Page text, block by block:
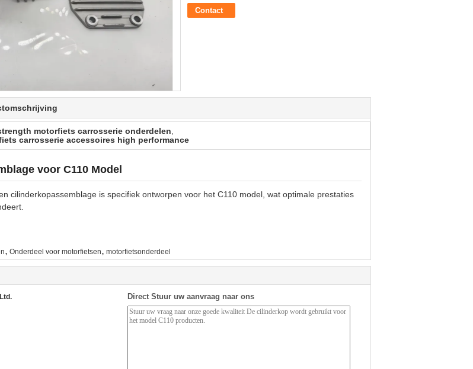
Contact
motorfiets carrosserie onderdelen,
carrosserie accessoires high performance
voor C110 Model
cilinderkopassemblage is specifiek ontworpen voor het C110 model, wat optimale prestaties
, Onderdeel voor motorfietsen, motorfietsonderdeel
Direct Stuur uw aanvraag naar ons